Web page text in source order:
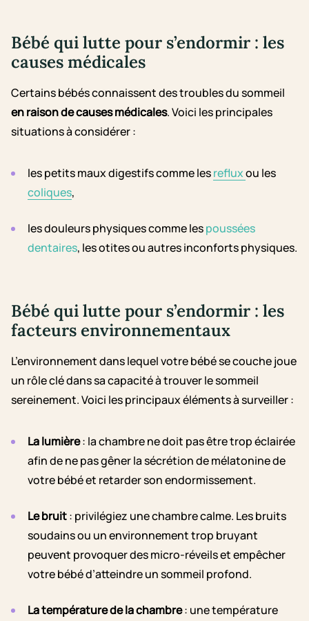
Bébé qui lutte pour s’endormir : les
causes médicales
Certains bébés connaissent des troubles du sommeil
en raison de causes médicales. Voici les principales
situations à considérer :
les petits maux digestifs comme lesrefluxou les
coliques,
les douleurs physiques comme lespoussées
dentaires, les otites ou autres inconforts physiques.
Bébé qui lutte pour s’endormir : les
facteurs environnementaux
L’environnement dans lequel votre bébé se couche joue
un rôle clé dans sa capacité à trouver le sommeil
sereinement. Voici les principaux éléments à surveiller :
La lumière: la chambre ne doit pas être trop éclairée
afin de ne pas gêner la sécrétion de mélatonine de
votre bébé et retarder son endormissement.
Le bruit: privilégiez une chambre calme. Les bruits
soudains ou un environnement trop bruyant
peuvent provoquer des micro-réveils et empêcher
votre bébé d’atteindre un sommeil profond.
La température de la chambre: une température